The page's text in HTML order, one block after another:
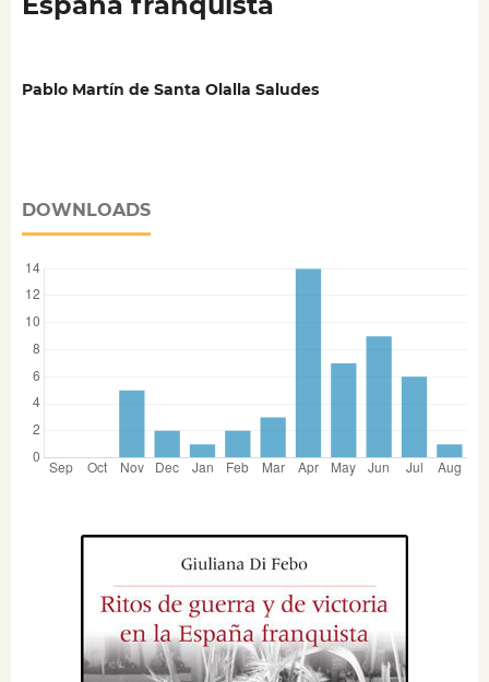
Pablo Martín de Santa Olalla Saludes
DOWNLOADS